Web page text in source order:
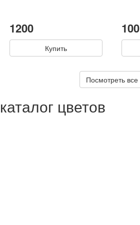
1200
Купить
100
Посмотреть все
каталог цветов